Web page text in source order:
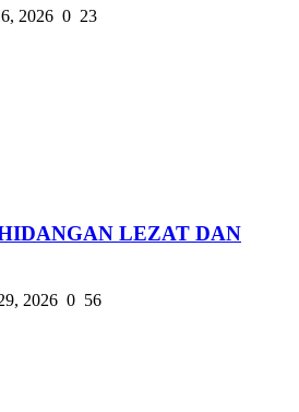
2026 0 23
LEZAT DAN
2026 0 56